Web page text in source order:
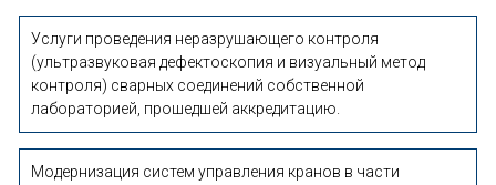
Услуги проведения неразрушающего контроля
(ультразвуковая дефектоскопия и визуальный метод
контроля) сварных соединений собственной
лабораторией, прошедшей аккредитацию.
Модернизация систем управления кранов в части